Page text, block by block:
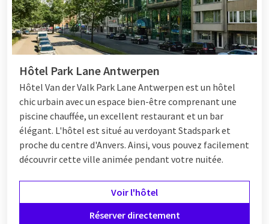
Hôtel Park Lane Antwerpen
Hôtel Van der Valk Park Lane Antwerpen est un hôtel
chic urbain avec un espace bien-être comprenant une
piscine chauffée, un excellent restaurant et un bar
élégant. L'hôtel est situé au verdoyant Stadspark et
proche du centre d'Anvers. Ainsi, vous pouvez facilement
découvrir cette ville animée pendant votre nuitée.
Voir l'hôtel
Réserver directement